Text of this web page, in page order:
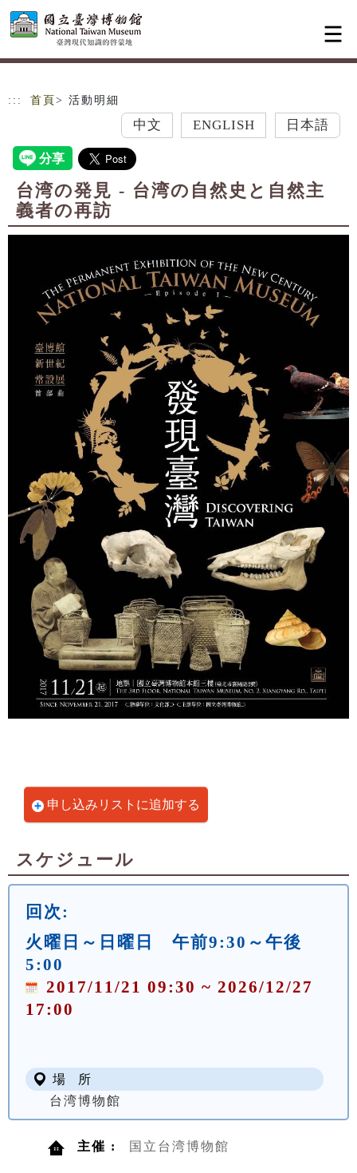
跳到主要內容
網站導覽
::: 首頁 > 活動明細
中文 ENGLISH 日本語
台湾の発見 - 台湾の自然史と自然主
義者の再訪
申し込みリストに追加する
スケジュール
回次:
火曜日～日曜日 午前9:30～午後
5:00
2017/11/21 09:30 ~ 2026/12/27
17:00
場 所
台湾博物館
主催 : 国立台湾博物館